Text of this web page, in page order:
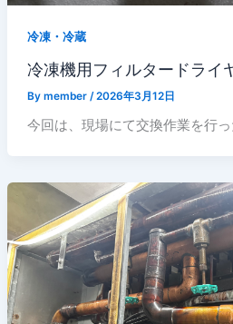
冷凍・冷蔵
冷凍機用フィルタードライ
By member /2026年3月12日
今回は、現場にて交換作業を行